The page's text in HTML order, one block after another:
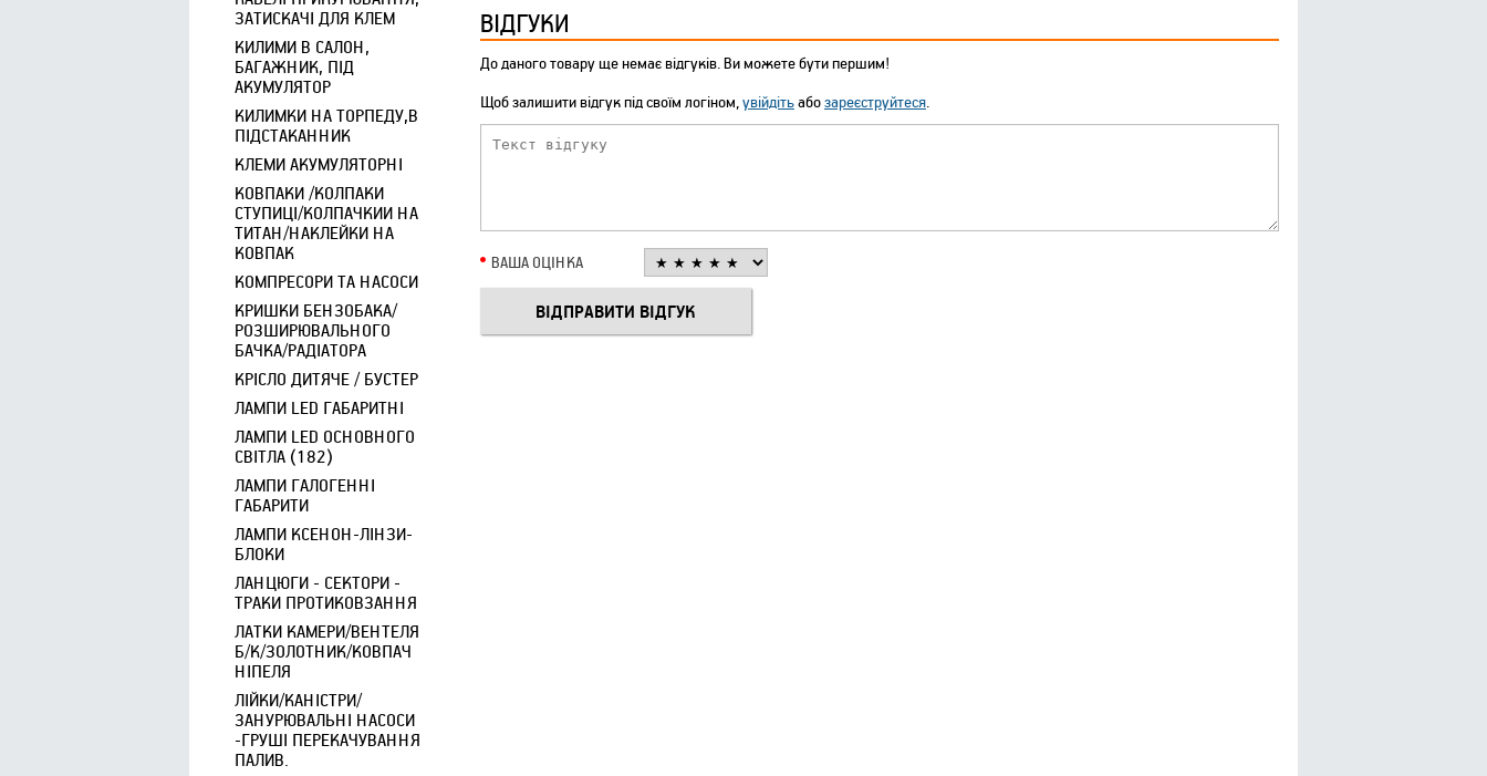
ЗАТИСКАЧІ ДЛЯ КЛЕМ
КИЛИМИ В САЛОН,
БАГАЖНИК, ПІД
АКУМУЛЯТОР
КИЛИМКИ НА ТОРПЕДУ,В
ПІДСТАКАННИК
КЛЕМИ АКУМУЛЯТОРНІ
КОВПАКИ /КОЛПАКИ
СТУПИЦІ/КОЛПАЧКИИ НА
ТИТАН/НАКЛЕЙКИ НА
КОВПАК
КОМПРЕСОРИ ТА НАСОСИ
КРИШКИ БЕНЗОБАКА/
РОЗШИРЮВАЛЬНОГО
БАЧКА/РАДІАТОРА
КРІСЛО ДИТЯЧЕ / БУСТЕР
ЛАМПИ LED ГАБАРИТНІ
ЛАМПИ LED ОСНОВНОГО
СВІТЛА (182)
ЛАМПИ ГАЛОГЕННІ
ГАБАРИТИ
ЛАМПИ КСЕНОН-ЛІНЗИ-
БЛОКИ
ЛАНЦЮГИ - СЕКТОРИ -
ТРАКИ ПРОТИКОВЗАННЯ
ЛАТКИ КАМЕРИ/ВЕНТЕЛЯ
Б/К/ЗОЛОТНИК/КОВПАЧ
НІПЕЛЯ
ЛІЙКИ/КАНІСТРИ/
ЗАНУРЮВАЛЬНІ НАСОСИ
-ГРУШІ ПЕРЕКАЧУВАННЯ
ПАЛИВ.
ВІДГУКИ
До даного товару ще немає відгуків. Ви можете бути першим!
Щоб залишити відгук під своїм логіном,увійдітьабозареєструйтеся.
ВАША ОЦІНКА